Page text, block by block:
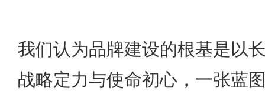
我们认为品牌建设的根基是以
战略定力与使命初心，一张蓝